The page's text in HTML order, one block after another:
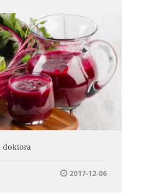
doktora
2017-12-06